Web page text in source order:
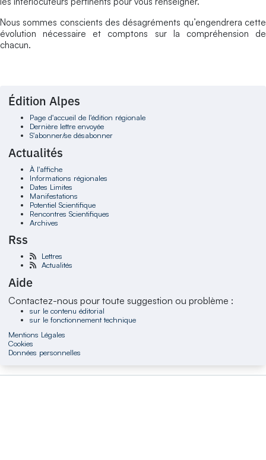
Nous sommes conscients des désagréments qu’engendrera cette
évolution nécessaire et comptons sur la compréhension de
chacun.
Édition Alpes
Page d'accueil de l'édition régionale
Dernière lettre envoyée
S'abonner/se désabonner
Actualités
À l'affiche
Informations régionales
Dates Limites
Manifestations
Potentiel Scientifique
Rencontres Scientifiques
Archives
Rss
Lettres
Actualités
Aide
Contactez-nous pour toute suggestion ou problème :
sur le contenu éditorial
sur le fonctionnement technique
Mentions Légales
Cookies
Données personnelles